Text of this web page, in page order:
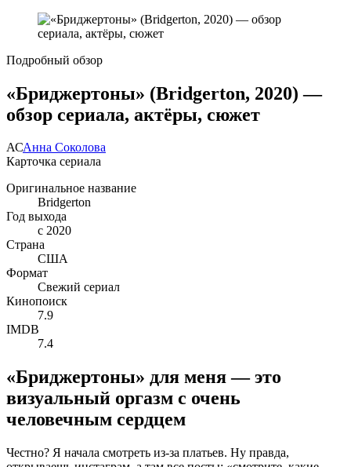
Подробный обзор
«Бриджертоны» (Bridgerton, 2020) —
обзор сериала, актёры, сюжет
АСАнна Соколова
Карточка сериала
Оригинальное название
Bridgerton
Год выхода
с 2020
Страна
США
Формат
Свежий сериал
Кинопоиск
7.9
IMDB
7.4
«Бриджертоны» для меня — это
визуальный оргазм с очень
человечным сердцем
Честно? Я начала смотреть из-за платьев. Ну правда,